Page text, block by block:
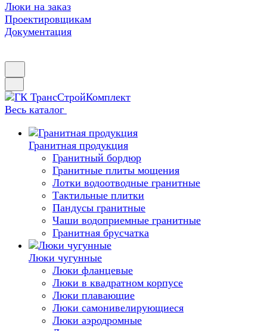
Люки на заказ
Проектировщикам
Документация
Весь каталог
Гранитная продукция
Гранитный бордюр
Гранитные плиты мощения
Лотки водоотводные гранитные
Тактильные плитки
Пандусы гранитные
Чаши водоприемные гранитные
Гранитная брусчатка
Люки чугунные
Люки фланцевые
Люки в квадратном корпусе
Люки плавающие
Люки самонивелирующиеся
Люки аэродромные